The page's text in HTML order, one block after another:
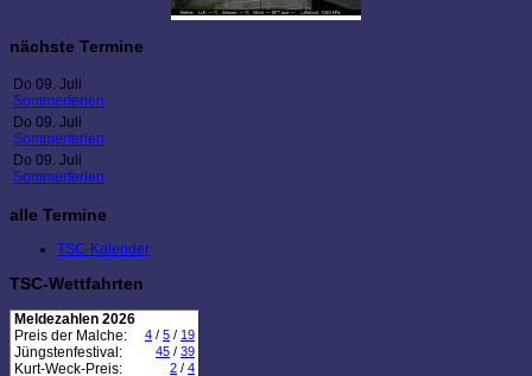
nächste Termine
Do 09. Juli
Sommerferien
Do 09. Juli
Sommerferien
Do 09. Juli
Sommerferien
alle Termine
TSC-Kalender
TSC-Wettfahrten
Meldezahlen 2026
Preis der Malche:
4 / 5 / 19
Jüngstenfestival: 45 / 39
Kurt-Weck-Preis: 2 / 4